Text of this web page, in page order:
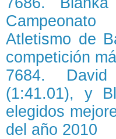
Atletismo de
competición
7684.
(1:41.01), y
elegidos
del año 2010